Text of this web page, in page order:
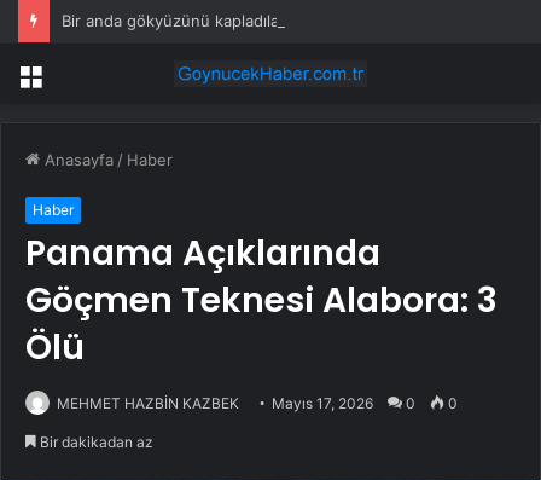
Menü
Anasayfa / Haber
Haber
Panama Açıklarında
Göçmen Teknesi Alabora: 3
Ölü
MEHMET HAZBİN KAZBEK Mayıs 17, 2026 0 0
Bir dakikadan az